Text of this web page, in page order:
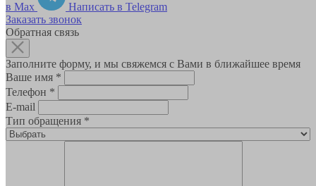
в Max
Написать в Telegram
Заказать звонок
Обратная связь
Заполните форму, и мы свяжемся с Вами в ближайшее время
Ваше имя *
Телефон *
E-mail
Тип обращения *